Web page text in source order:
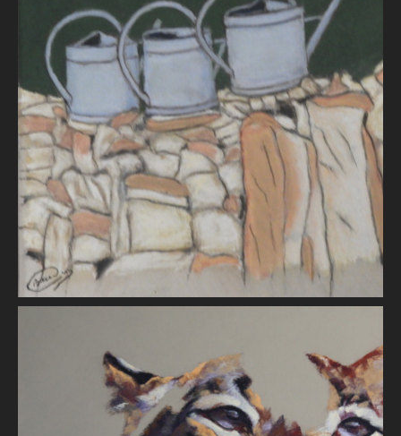
Les arrosoirs
Robert BAUDIN